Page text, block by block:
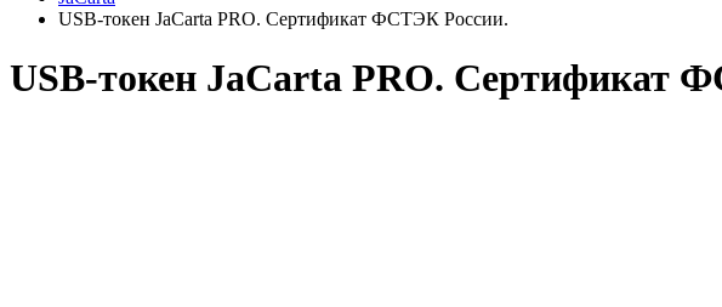
USB-токен JaCarta PRO. Сертификат ФСТЭК России.
USB-токен JaCarta PRO. Сертификат